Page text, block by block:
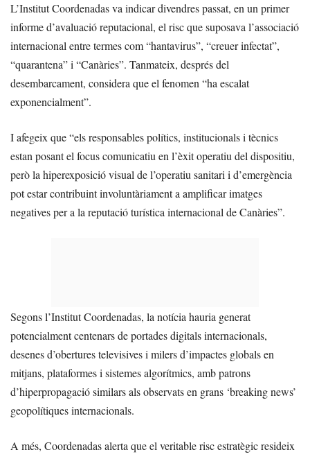
L’Institut Coordenadas va indicar divendres passat, en un primer
informe d’avaluació reputacional, el risc que suposava l’associació
internacional entre termes com “hantavirus”, “creuer infectat”,
“quarantena” i “Canàries”. Tanmateix, després del
desembarcament, considera que el fenomen “ha escalat
exponencialment”.
I afegeix que “els responsables polítics, institucionals i tècnics
estan posant el focus comunicatiu en l’èxit operatiu del dispositiu,
però la hiperexposició visual de l’operatiu sanitari i d’emergència
pot estar contribuint involuntàriament a amplificar imatges
negatives per a la reputació turística internacional de Canàries”.
Segons l’Institut Coordenadas, la notícia hauria generat
potencialment centenars de portades digitals internacionals,
desenes d’obertures televisives i milers d’impactes globals en
mitjans, plataformes i sistemes algorítmics, amb patrons
d’hiperpropagació similars als observats en grans ‘breaking news’
geopolítiques internacionals.
A més, Coordenadas alerta que el veritable risc estratègic resideix